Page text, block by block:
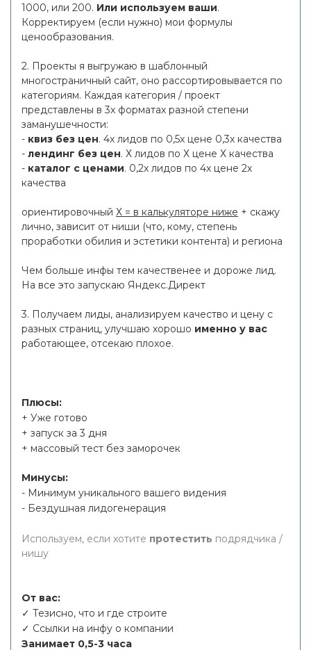
1000, или 200. Или используем ваши.
Корректируем (если нужно) мои формулы
ценообразования.
2. Проекты я выгружаю в шаблонный
многостраничный сайт, оно рассортировывается по
категориям. Каждая категория / проект
представлены в 3х форматах разной степени
заманушечности:
- квиз без цен. 4х лидов по 0,5х цене 0,3х качества
- лендинг без цен. Х лидов по Х цене Х качества
- каталог с ценами. 0,2х лидов по 4х цене 2х
качества
ориентировочный Х = в калькуляторе ниже + скажу
лично, зависит от ниши (что, кому, степень
проработки обилия и эстетики контента) и региона
Чем больше инфы тем качественее и дороже лид.
На все это запускаю Яндекс.Директ
3. Получаем лиды, анализируем качество и цену с
разных страниц, улучшаю хорошо именно у вас
работающее, отсекаю плохое.
Плюсы:
+ Уже готово
+ запуск за 3 дня
+ массовый тест без заморочек
Минусы:
- Минимум уникального вашего видения
- Бездушная лидогенерация
Используем, если хотите протестить подрядчика /
нишу
От вас:
✓ Тезисно, что и где строите
✓ Ссылки на инфу о компании
Занимает 0,5-3 часа